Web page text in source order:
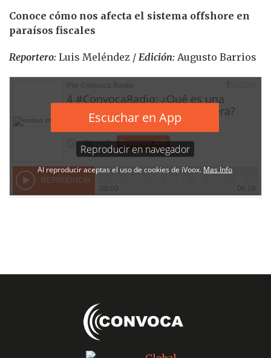
Conoce cómo nos afecta el sistema offshore en
paraísos fiscales
Reportero: Luis Meléndez / Edición: Augusto Barrios